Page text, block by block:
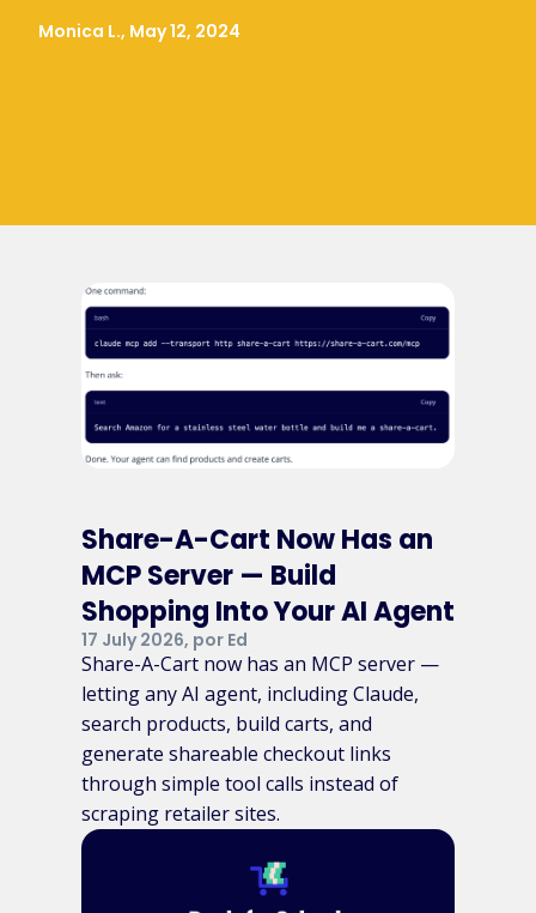
Monica L., May 12, 2024
Share-A-Cart Now Has an
MCP Server — Build
Shopping Into Your AI Agent
17 July 2026, por Ed
Share-A-Cart now has an MCP server —
letting any AI agent, including Claude,
search products, build carts, and
generate shareable checkout links
through simple tool calls instead of
scraping retailer sites.